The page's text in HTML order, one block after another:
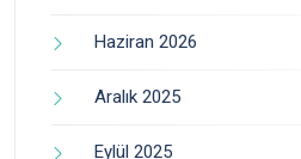
Haziran 2026
Aralık 2025
Eylül 2025